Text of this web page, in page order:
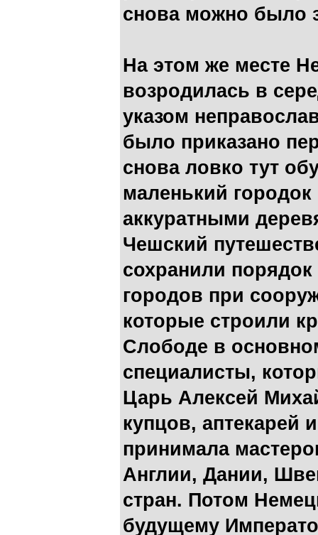
снова можно было
На этом же месте
возродилась в
указом
было приказано
снова ловко тут
маленький
аккуратными
Чешский
сохранили порядок
городов при
которые строили
Слободе в
специалисты,
Царь Алексей
купцов, аптекарей
принимала
Англии, Дании,
стран. Потом
будущему